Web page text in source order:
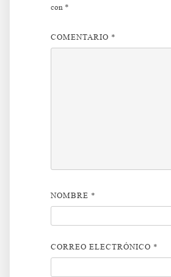
con *
COMENTARIO *
NOMBRE *
CORREO ELECTRÓNICO *